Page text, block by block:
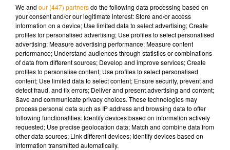
Musique
5 août 2026
Après le film, bientôt une docu-série sur
le père de Michael Jackson
We and our (447) partnersdo the following data processing based on
your consent and/or our legitimate interest: Store and/or access
information on a device; Use limited data to select advertising; Create
profiles for personalised advertising; Use profiles to select personalised
advertising; Measure advertising performance; Measure content
performance; Understand audiences through statistics or combinations
of data from different sources; Develop and improve services; Create
profiles to personalise content; Use profiles to select personalised
content; Use limited data to select content; Ensure security, prevent and
detect fraud, and fix errors; Deliver and present advertising and content;
Save and communicate privacy choices. These technologies may
process personal data such as IP address and browsing data to offer
following functionalities: Identify devices based on information actively
requested; Use precise geolocation data; Match and combine data from
other data sources; Link different devices; Identify devices based on
information transmitted automatically.